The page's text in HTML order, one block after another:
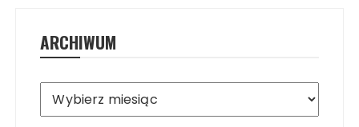
ARCHIWUM
Archiwum